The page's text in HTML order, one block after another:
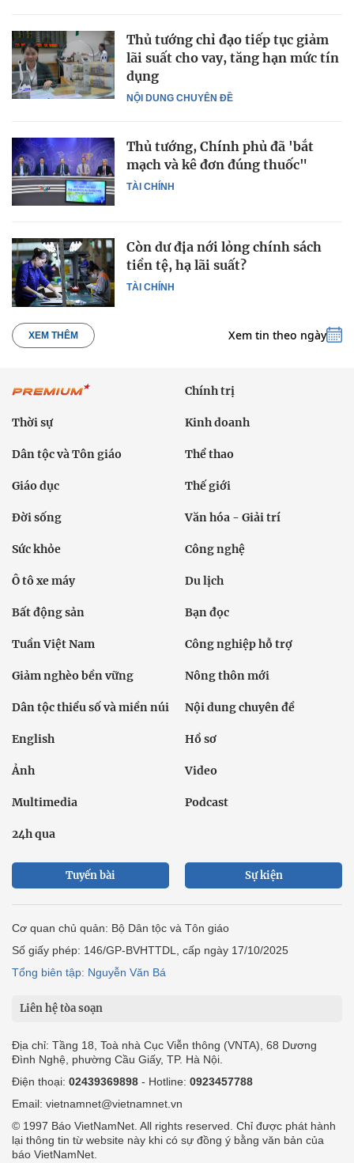
NỘI DUNG CHUYÊN ĐỀ
Thủ tướng chỉ đạo tiếp tục giảm
lãi suất cho vay, tăng hạn mức tín
dụng
TÀI CHÍNH
Thủ tướng, Chính phủ đã 'bắt
mạch và kê đơn đúng thuốc"
TÀI CHÍNH
Còn dư địa nới lỏng chính sách
tiền tệ, hạ lãi suất?
XEM THÊM Xem tin theo ngày
Chính trị
Thời sự Kinh doanh
Dân tộc và Tôn giáo Thể thao
Giáo dục Thế giới
Đời sống Văn hóa - Giải trí
Sức khỏe Công nghệ
Ô tô xe máy Du lịch
Bất động sản Bạn đọc
Tuần Việt Nam Công nghiệp hỗ trợ
Giảm nghèo bền vững Nông thôn mới
Dân tộc thiểu số và miền núi Nội dung chuyên đề
English Hồ sơ
Ảnh Video
Multimedia Podcast
24h qua
Tuyến bài Sự kiện
Cơ quan chủ quản: Bộ Dân tộc và Tôn giáo
Số giấy phép: 146/GP-BVHTTDL, cấp ngày 17/10/2025
Tổng biên tập: Nguyễn Văn Bá
Liên hệ tòa soạn
Địa chỉ: Tầng 18, Toà nhà Cục Viễn thông (VNTA), 68 Dương
Đình Nghệ, phường Cầu Giấy, TP. Hà Nội.
Điện thoại: 02439369898 - Hotline: 0923457788
Email: vietnamnet@vietnamnet.vn
© 1997 Báo VietNamNet. All rights reserved. Chỉ được phát hành
lại thông tin từ website này khi có sự đồng ý bằng văn bản của
báo VietNamNet.